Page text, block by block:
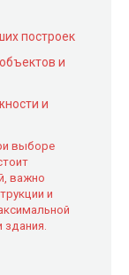
построек
и
и
выборе
важно
и